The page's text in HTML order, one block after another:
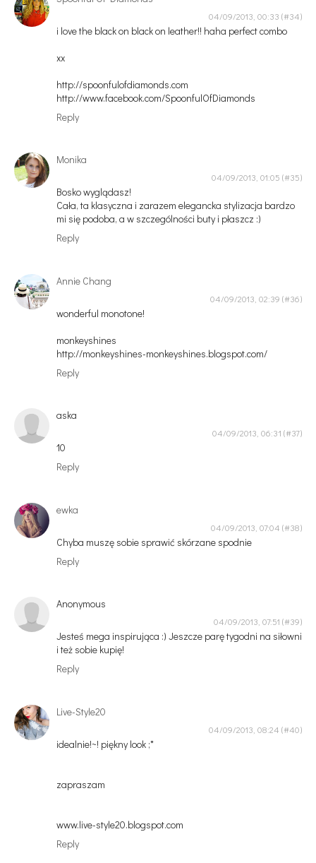
04/09/2013, 00:33
i love the black on black on leather!! haha perfect combo
xx
http://spoonfulofdiamonds.com
http://www.facebook.com/SpoonfulOfDiamonds
Reply
Monika
04/09/2013, 01:05
Bosko wyglądasz!
Cała, ta klasyczna i zarazem elegancka stylizacja bardzo
mi się podoba, a w szczególności buty i płaszcz :)
Reply
Annie Chang
04/09/2013, 02:39
wonderful monotone!
monkeyshines
http://monkeyshines-monkeyshines.blogspot.com/
Reply
aska
04/09/2013, 06:31
10
Reply
ewka
04/09/2013, 07:04
Chyba muszę sobie sprawić skórzane spodnie
Reply
Anonymous
04/09/2013, 07:51
Jesteś mega inspirująca :) Jeszcze parę tygodni na siłowni
i też sobie kupię!
Reply
Live-Style20
04/09/2013, 08:24
idealnie!~! piękny look ;*
zapraszam
www.live-style20.blogspot.com
Reply